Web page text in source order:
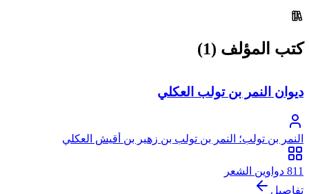
كتب المؤلف (1)
ديوان النمر بن تولب العكلي
النمر بن تولب؛ النمر بن تولب بن زهير بن أقيش العكلي
811 دواوين الشعر
تفاصيل